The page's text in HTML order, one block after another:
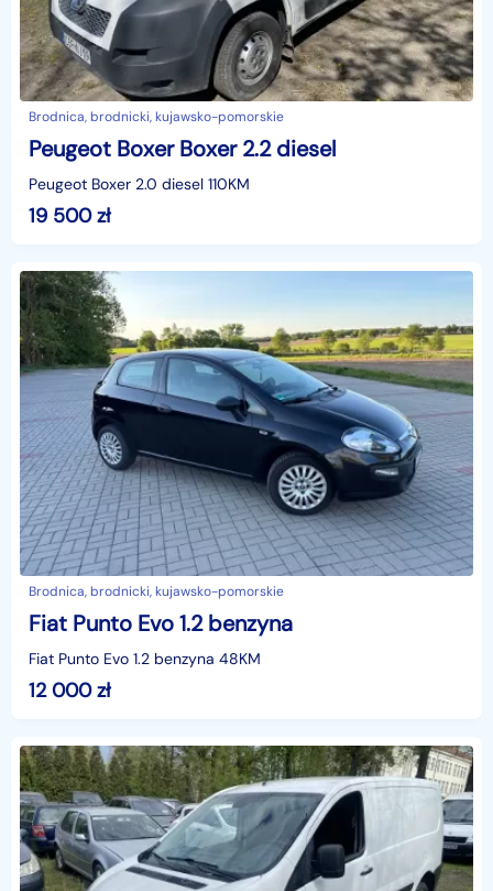
Brodnica, brodnicki, kujawsko-pomorskie
Peugeot Boxer Boxer 2.2 diesel
Peugeot Boxer 2.0 diesel 110KM
19 500zł
Brodnica, brodnicki, kujawsko-pomorskie
Fiat Punto Evo 1.2 benzyna
Fiat Punto Evo 1.2 benzyna 48KM
12 000zł